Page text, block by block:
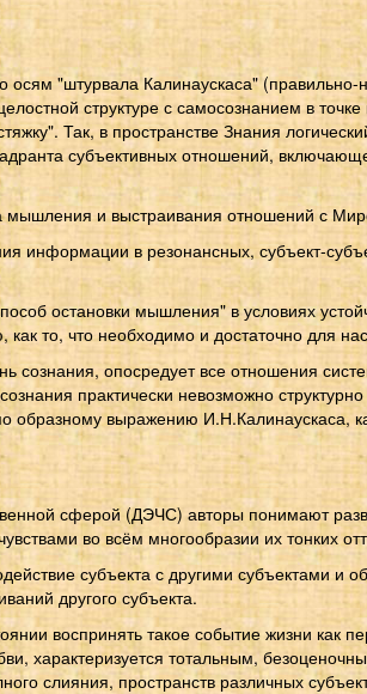
осям "штурвала Калинаускаса"
структуре с самосознанием в
Так, в пространстве Знания
субъективных отношений,
и выстраивания отношений с
информации в резонансных, субъект-
остановки мышления" в условиях
то, что необходимо и достаточно для
опосредует все отношения
практически невозможно
выражению И.Н.Калинаускаса,
сферой (ДЭЧС) авторы понимают
во всём многообразии их тонких
субъекта с другими субъектами и
другого субъекта.
воспринять такое событие жизни
характеризуется тотальным,
слияния, пространств различных